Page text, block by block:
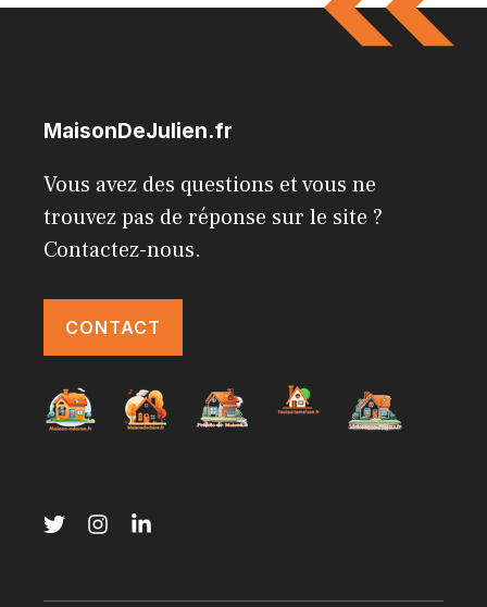
MaisonDeJulien.fr
Vous avez des questions et vous ne
trouvez pas de réponse sur le site ?
Contactez-nous.
CONTACT